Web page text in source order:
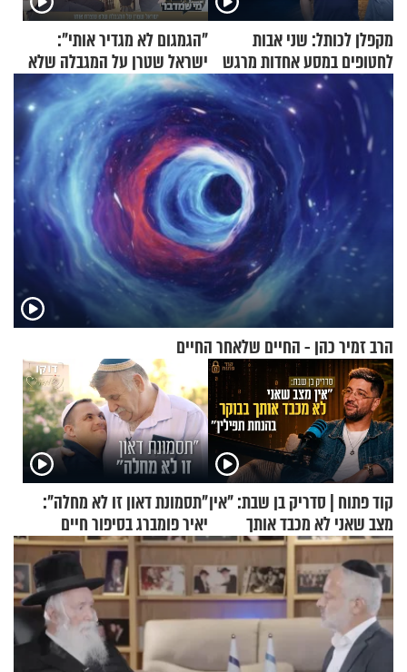
מקפלן לכותל: שני אבות
לחטופים במסע אחדות מרגש
"הגמגום לא מגדיר אותי":
ישראל שטרן על המגבלה שלא
עוצרת אותו
הרב זמיר כהן - החיים שלאחר החיים
קוד פתוח | סדריק בן שבת: "אין
מצב שאני לא מכבד אותך
בבוקר בהנחת תפילין"
"תסמונת דאון זו לא מחלה":
יאיר פומברג בסיפור חיים
מעורר השראה